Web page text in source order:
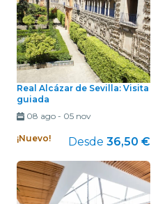
Real Alcázar de Sevilla: Visita
guiada
08 ago- 05 nov
¡Nuevo! Desde 36,50 €